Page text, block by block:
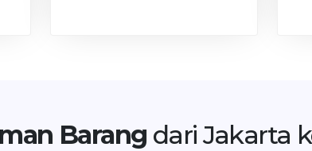
Barang dari Jakarta